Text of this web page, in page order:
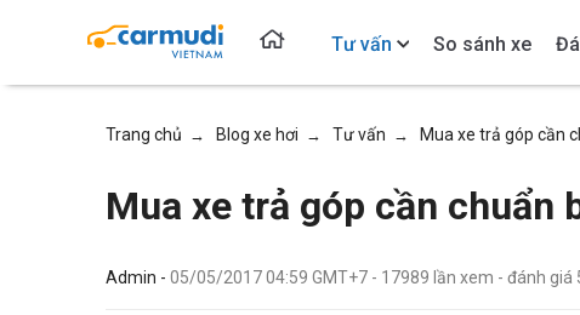
Tư vấn So sánh xe
Trang chủ → Blog xe hơi → Tư vấn → Mua xe trả góp cần
Mua xe trả góp cần chuẩn
Admin - 05/05/2017 04:59 GMT+7 - 17989 lần xem - đánh giá